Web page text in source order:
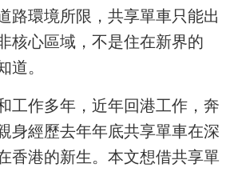
路環境所限，共享單車只能出
核心區域，不是住在新界的
道。
工作多年，近年回港工作，奔
身經歷去年年底共享單車在深
香港的新生。本文想借共享單